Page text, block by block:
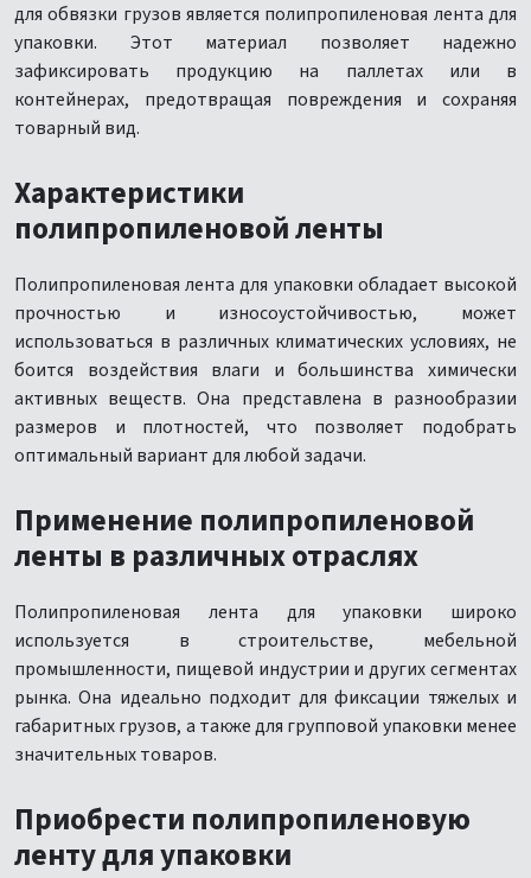
для обвязки грузов является полипропиленовая лента для
упаковки. Этот материал позволяет надежно
зафиксировать продукцию на паллетах или в
контейнерах, предотвращая повреждения и сохраняя
товарный вид.
Характеристики
полипропиленовой ленты
Полипропиленовая лента для упаковки обладает высокой
прочностью и износоустойчивостью, может
использоваться в различных климатических условиях, не
боится воздействия влаги и большинства химически
активных веществ. Она представлена в разнообразии
размеров и плотностей, что позволяет подобрать
оптимальный вариант для любой задачи.
Применение полипропиленовой
ленты в различных отраслях
Полипропиленовая лента для упаковки широко
используется в строительстве, мебельной
промышленности, пищевой индустрии и других сегментах
рынка. Она идеально подходит для фиксации тяжелых и
габаритных грузов, а также для групповой упаковки менее
значительных товаров.
Приобрести полипропиленовую
ленту для упаковки